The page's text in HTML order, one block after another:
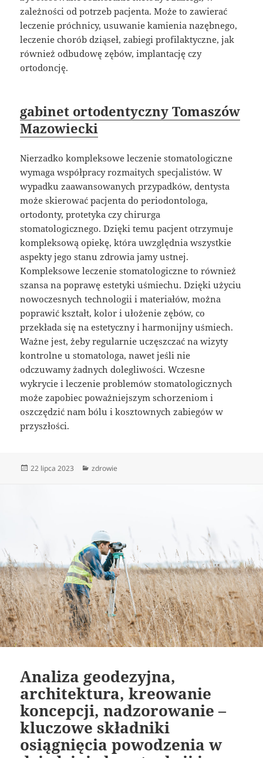
zależności od potrzeb pacjenta. Może to zawierać
leczenie próchnicy, usuwanie kamienia nazębnego,
leczenie chorób dziąseł, zabiegi profilaktyczne, jak
również odbudowę zębów, implantację czy
ortodoncję.
gabinet ortodentyczny Tomaszów
Mazowiecki
Nierzadko kompleksowe leczenie stomatologiczne
wymaga współpracy rozmaitych specjalistów. W
wypadku zaawansowanych przypadków, dentysta
może skierować pacjenta do periodontologa,
ortodonty, protetyka czy chirurga
stomatologicznego. Dzięki temu pacjent otrzymuje
kompleksową opiekę, która uwzględnia wszystkie
aspekty jego stanu zdrowia jamy ustnej.
Kompleksowe leczenie stomatologiczne to również
szansa na poprawę estetyki uśmiechu. Dzięki użyciu
nowoczesnych technologii i materiałów, można
poprawić kształt, kolor i ułożenie zębów, co
przekłada się na estetyczny i harmonijny uśmiech.
Ważne jest, żeby regularnie uczęszczać na wizyty
kontrolne u stomatologa, nawet jeśli nie
odczuwamy żadnych dolegliwości. Wczesne
wykrycie i leczenie problemów stomatologicznych
może zapobiec poważniejszym schorzeniom i
oszczędzić nam bólu i kosztownych zabiegów w
przyszłości.
Data
22 lipca 2023 Kategorie
zdrowie
Analiza geodezyjna,
architektura, kreowanie
koncepcji, nadzorowanie –
kluczowe składniki
osiągnięcia powodzenia w